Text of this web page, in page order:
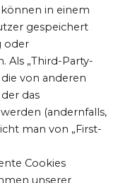
in einem
gespeichert
oder
Als „Third-Party-
von anderen
das
(andernfalls,
man von „First-
Cookies
unserer